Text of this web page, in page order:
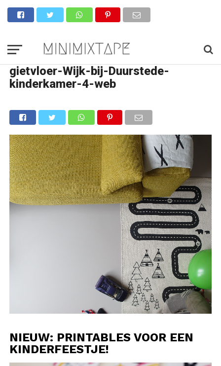
gietvloer-Wijk-bij-Duurstede-
kinderkamer-4-web
NIEUW: PRINTABLES VOOR EEN
KINDERFEESTJE!